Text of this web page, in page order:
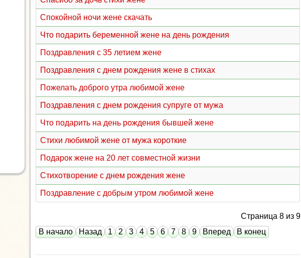
Спокойной ночи жене скачать
Что подарить беременной жене на день рождения
Поздравления с 35 летием жене
Поздравления с днем рождения жене в стихах
Пожелать доброго утра любимой жене
Поздравления с днем рождения супруге от мужа
Что подарить на день рождения бывшей жене
Стихи любимой жене от мужа короткие
Подарок жене на 20 лет совместной жизни
Стихотворение с днем рождения жене
Поздравление с добрым утром любимой жене
Страница 8 из 9
В начало
Назад 1 2 3 4 5 6 7 8 9 Вперед В конец